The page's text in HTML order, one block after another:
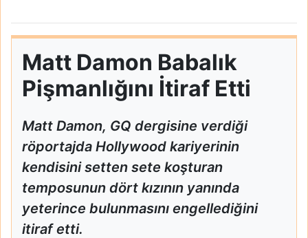
Matt Damon Babalık
Pişmanlığını İtiraf Etti
Matt Damon, GQ dergisine verdiği
röportajda Hollywood kariyerinin
kendisini setten sete koşturan
temposunun dört kızının yanında
yeterince bulunmasını engellediğini
itiraf etti.